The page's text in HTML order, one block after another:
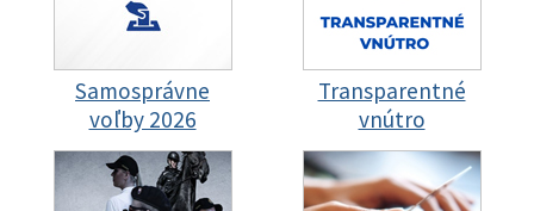
Samosprávne
voľby 2026
Transparentné
vnútro